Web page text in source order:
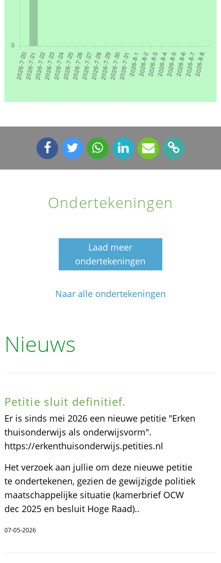
Ondertekeningen
Laad meer
ondertekeningen
Naar alle ondertekeningen
Nieuws
Petitie sluit definitief.
Er is sinds mei 2026 een nieuwe petitie "Erken
thuisonderwijs als onderwijsvorm".
https://erkenthuisonderwijs.petities.nl
Het verzoek aan jullie om deze nieuwe petitie
te ondertekenen, gezien de gewijzigde politiek
maatschappelijke situatie (kamerbrief OCW
dec 2025 en besluit Hoge Raad)..
07-05-2026